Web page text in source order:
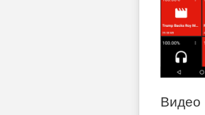
Видео